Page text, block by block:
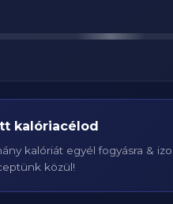
kalóriacélod
kalóriát egyél fogyásra &
közül!